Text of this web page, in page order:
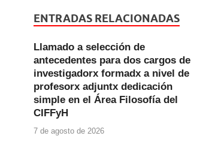
e
o
o
k
er s
p
p
ENTRADAS RELACIONADAS
Llamado a selección de
antecedentes para dos cargos de
investigadorx formadx a nivel de
profesorx adjuntx dedicación
simple en el Área Filosofía del
CIFFyH
7 de agosto de 2026